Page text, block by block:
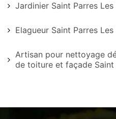
Jardinier Saint Parres Les
Elagueur Saint Parres Les
Artisan pour nettoyage
de toiture et façade Saint